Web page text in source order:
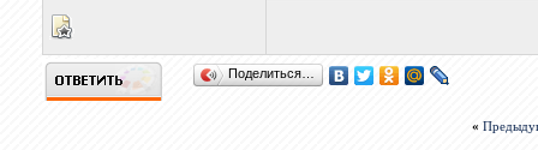
Поделиться…
«